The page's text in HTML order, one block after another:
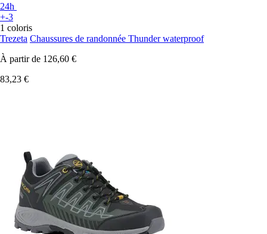
24h
+-3
1 coloris
Trezeta Chaussures de randonnée Thunder waterproof
À partir de 126,60 €
83,23 €